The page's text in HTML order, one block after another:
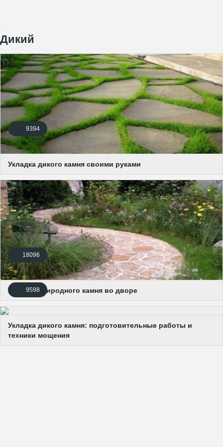
Дикий
9394
Укладка дикого камня своими руками
18096
Укладка природного камня во дворе
9598
Укладка дикого камня: подготовительные работы и
техники мощения